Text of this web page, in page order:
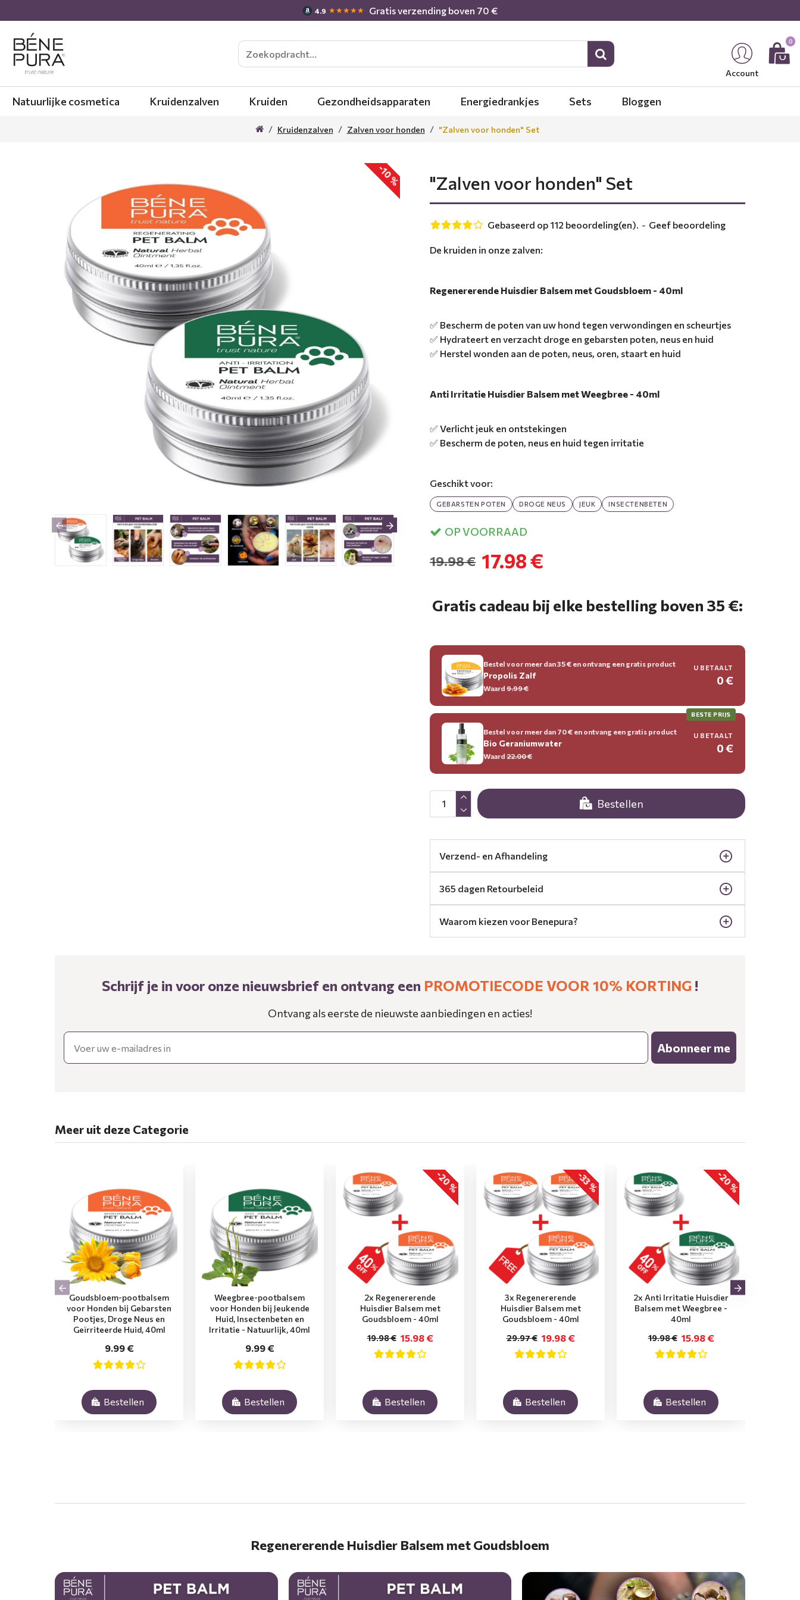
4.9 ★★★★★ Gratis verzending boven 70 €
Account
0
Natuurlijke cosmetica Kruidenzalven Kruiden Gezondheidsapparaten Energiedrankjes Sets Bloggen
Kruidenzalven Zalven voor honden "Zalven voor honden" Set
-10 % "Zalven voor honden" Set
De kruiden in onze zalven:
Regenererende Huisdier Balsem met Goudsbloem - 40ml
✅ Bescherm de poten van uw hond tegen verwondingen en scheurtjes
✅ Hydrateert en verzacht droge en gebarsten poten, neus en huid
✅ Herstel wonden aan de poten, neus, oren, staart en huid
Anti Irritatie Huisdier Balsem met Weegbree - 40ml
✅ Verlicht jeuk en ontstekingen
✅ Bescherm de poten, neus en huid tegen irritatie
Geschikt voor:
GEBARSTEN POTEN DROGE NEUS JEUK INSECTENBETEN
OP VOORRAAD
Gebaseerd op 112 beoordeling(en). - Geef beoordeling
17.98 €
19.98 €
Bestellen
Gratis cadeau bij elke bestelling boven 35 €:
Bestel voor meer dan 35 € en ontvang een gratis product
Propolis Zalf
Waard 9.99€
U BETAALT
0 €
BESTE PRIJS
Bestel voor meer dan 70 € en ontvang een gratis product
Bio Geraniumwater
Waard 22.00€
U BETAALT
0 €
Verzend- en Afhandeling
365 dagen Retourbeleid
Waarom kiezen voor Benepura?
Schrijf je in voor onze nieuwsbrief en ontvang een PROMOTIECODE VOOR 10% KORTING ​ !
Ontvang als eerste de nieuwste aanbiedingen en acties!
Email
Abonneer me
Meer uit deze Categorie
Goudsbloem-pootbalsem
voor Honden bij Gebarsten
Pootjes, Droge Neus en
Geïrriteerde Huid, 40ml
9.99 €
Bestellen
Weegbree-pootbalsem
voor Honden bij Jeukende
Huid, Insectenbeten en
Irritatie - Natuurlijk, 40ml
9.99 €
Bestellen
-20 %
2x Regenererende
Huisdier Balsem met
Goudsbloem - 40ml
15.98 €
19.98 €
Bestellen
-33 %
3x Regenererende
Huisdier Balsem met
Goudsbloem - 40ml
19.98 €
29.97 €
Bestellen
-20 %
2x Anti Irritatie Huisdier
Balsem met Weegbree -
40ml
15.98 €
19.98 €
Bestellen
Regenererende Huisdier Balsem met Goudsbloem